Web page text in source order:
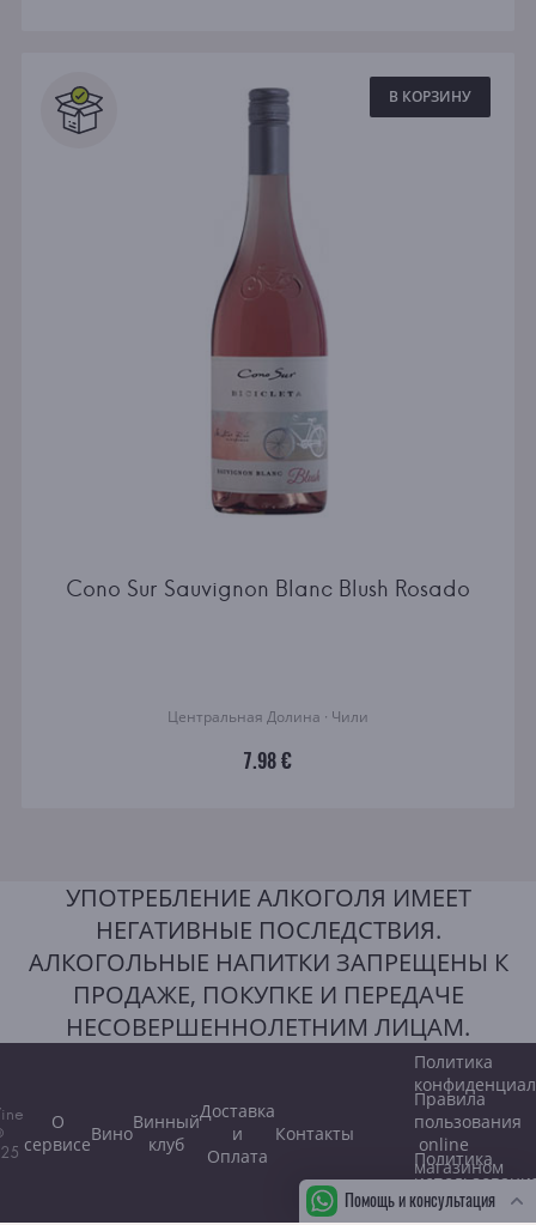
Помощь и консультация
В КОРЗИНУ
Cono Sur Sauvignon Blanc Blush Rosado
Центральная Долина · Чили
7.98 €
УПОТРЕБЛЕНИЕ АЛКОГОЛЯ ИМЕЕТ
НЕГАТИВНЫЕ ПОСЛЕДСТВИЯ.
АЛКОГОЛЬНЫЕ НАПИТКИ ЗАПРЕЩЕНЫ К
ПРОДАЖЕ, ПОКУПКЕ И ПЕРЕДАЧЕ
НЕСОВЕРШЕННОЛЕТНИМ ЛИЦАМ.
О
сервисеВиноВинный
клуб
Доставка
и
Оплата
Контакты
Политика
Правила
пользования
online
магазином
Политика
файлов